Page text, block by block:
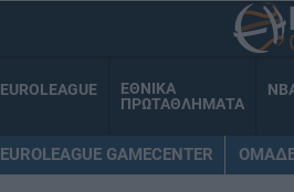
EUROLEAGUE
ΕΘΝΙΚΑ
ΠΡΩΤΑΘΛΗΜΑΤΑ
EUROLEAGUE GAMECENTER